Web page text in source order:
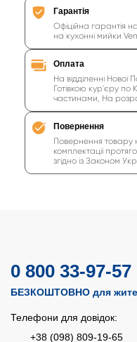
Гарантія
Офіційна гарантія
на кухонні мийки
Оплата
На відділенні Нової
Готівкою кур'єру
частинами, На
Повернення
Повернення товару
комплектації
згідно із Законом
0 800 33-97-57
БЕЗКОШТОВНО для
Телефони для довідок:
+38 (098) 809-19-65